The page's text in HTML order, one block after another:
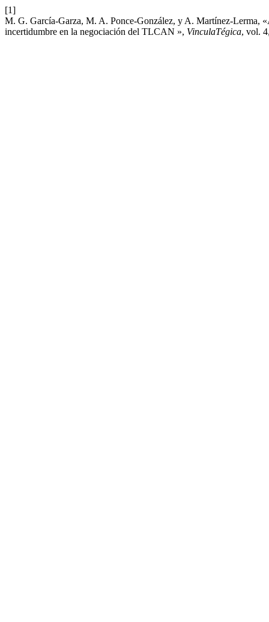
[1]
M. G. García-Garza, M. A. Ponce-González, y A. Martínez-Lerma,
incertidumbre en la negociación del TLCAN », VinculaTégica, vol.